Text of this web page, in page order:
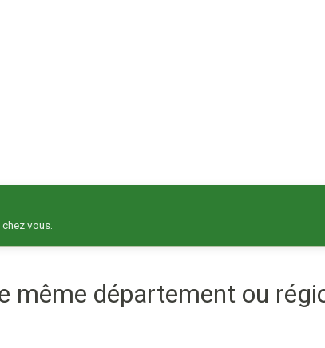
vous.
même département ou